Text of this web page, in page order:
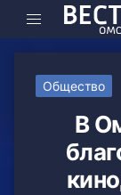
Общество
В